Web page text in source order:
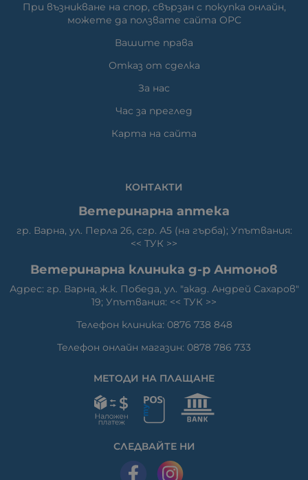
При възникване на спор, свързан с покупка онлайн,
можете да ползвате сайта ОРС
Вашите права
Отказ от сделка
За нас
Час за преглед
Карта на сайта
КОНТАКТИ
Ветеринарна аптека
гр. Варна, ул. Перла 26, сгр. А5 (на гърба); Упътвания:
<< ТУК >>
Ветеринарна клиника д-р Антонов
Адрес: гр. Варна, ж.к. Победа, ул. "акад. Андрей Сахаров"
19; Упътвания: << ТУК >>
Телефон клиника: 0876 738 848
Телефон онлайн магазин: 0878 786 733
МЕТОДИ НА ПЛАЩАНЕ
СЛЕДВАЙТЕ НИ